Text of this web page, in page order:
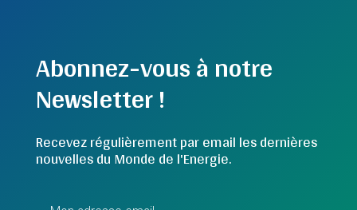
Abonnez-vous à notre
Newsletter !
Recevez régulièrement par email les dernières
nouvelles du Monde de l'Energie.